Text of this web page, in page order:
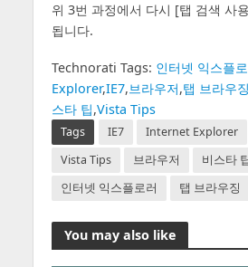
위 3번 과정에서 다시 [탭 검색 사
됩니다.
Technorati Tags: 인터넷 익스플
Explorer,IE7,브라우저,탭 브라우징
스타 팁,Vista Tips
Tags IE7 Internet Explorer
Vista Tips
브라우저
비스타
인터넷 익스플로러
탭 브라우징
You may also like